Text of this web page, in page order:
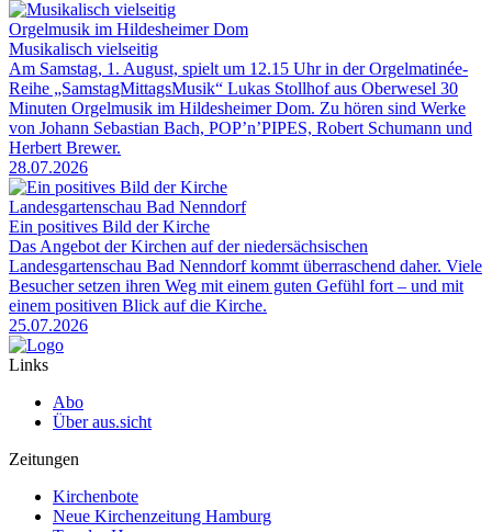
Orgelmusik im Hildesheimer Dom
Musikalisch vielseitig
Am Samstag, 1. August, spielt um 12.15 Uhr in der Orgelmatinée-
Reihe „SamstagMittagsMusik“ Lukas Stollhof aus Oberwesel 30
Minuten Orgelmusik im Hildesheimer Dom. Zu hören sind Werke
von Johann Sebastian Bach, POP’n’PIPES, Robert Schumann und
Herbert Brewer.
28.07.2026
Landesgartenschau Bad Nenndorf
Ein positives Bild der Kirche
Das Angebot der Kirchen auf der niedersächsischen
Landesgartenschau Bad Nenndorf kommt überraschend daher. Viele
Besucher setzen ihren Weg mit einem guten Gefühl fort – und mit
einem positiven Blick auf die Kirche.
25.07.2026
Links
Abo
Über aus.sicht
Zeitungen
Kirchenbote
Neue Kirchenzeitung Hamburg